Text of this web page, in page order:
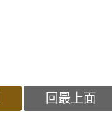
回最上面